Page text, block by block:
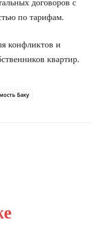
договоров с
по тарифам.
конфликтов и
квартир.
Баку